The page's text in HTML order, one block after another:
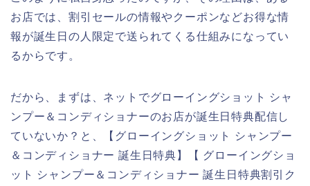
お店では、割引セールの情報やクーポンなどお得な情
報が誕生日の人限定で送られてくる仕組みになってい
るからです。
だから、まずは、ネットでグローイングショット シャ
ンプー＆コンディショナーのお店が誕生日特典配信し
ていないか？と、【グローイングショット シャンプー
＆コンディショナー 誕生日特典】【 グローイングショ
ット シャンプー＆コンディショナー 誕生日特典割引ク